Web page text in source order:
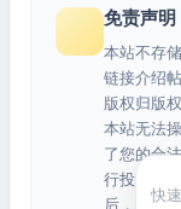
免责声明
本站不存
链接介绍
版权归版
本站无法
了您的合
行投诉，
后，立即